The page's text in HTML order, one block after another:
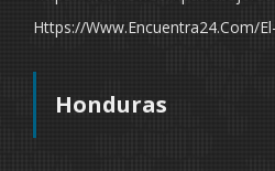
Https://www.encuentra24.com/
Honduras